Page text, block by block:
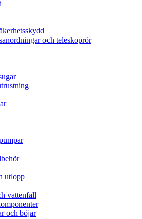
och teleskoprör
utlopp
vattenfall
och böjar